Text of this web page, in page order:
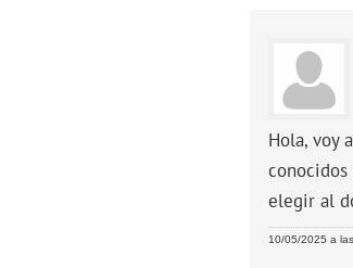
Hola, voy
elegir al
10/05/2025 a